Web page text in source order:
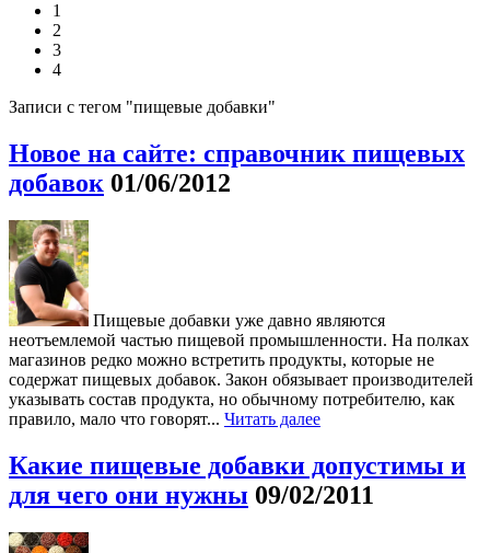
1
2
3
4
Записи с тегом "пищевые добавки"
Новое на сайте: справочник пищевых
добавок 01/06/2012
Пищевые добавки уже давно являются
неотъемлемой частью пищевой промышленности. На полках
магазинов редко можно встретить продукты, которые не
содержат пищевых добавок. Закон обязывает производителей
указывать состав продукта, но обычному потребителю, как
правило, мало что говорят... Читать далее
Какие пищевые добавки допустимы и
для чего они нужны 09/02/2011